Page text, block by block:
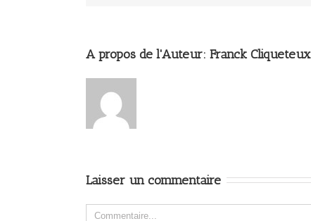
A propos de l'Auteur: Franck Cliqueteux
Laisser un commentaire